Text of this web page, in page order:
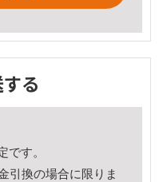
る
です。
引換の場合に限りま